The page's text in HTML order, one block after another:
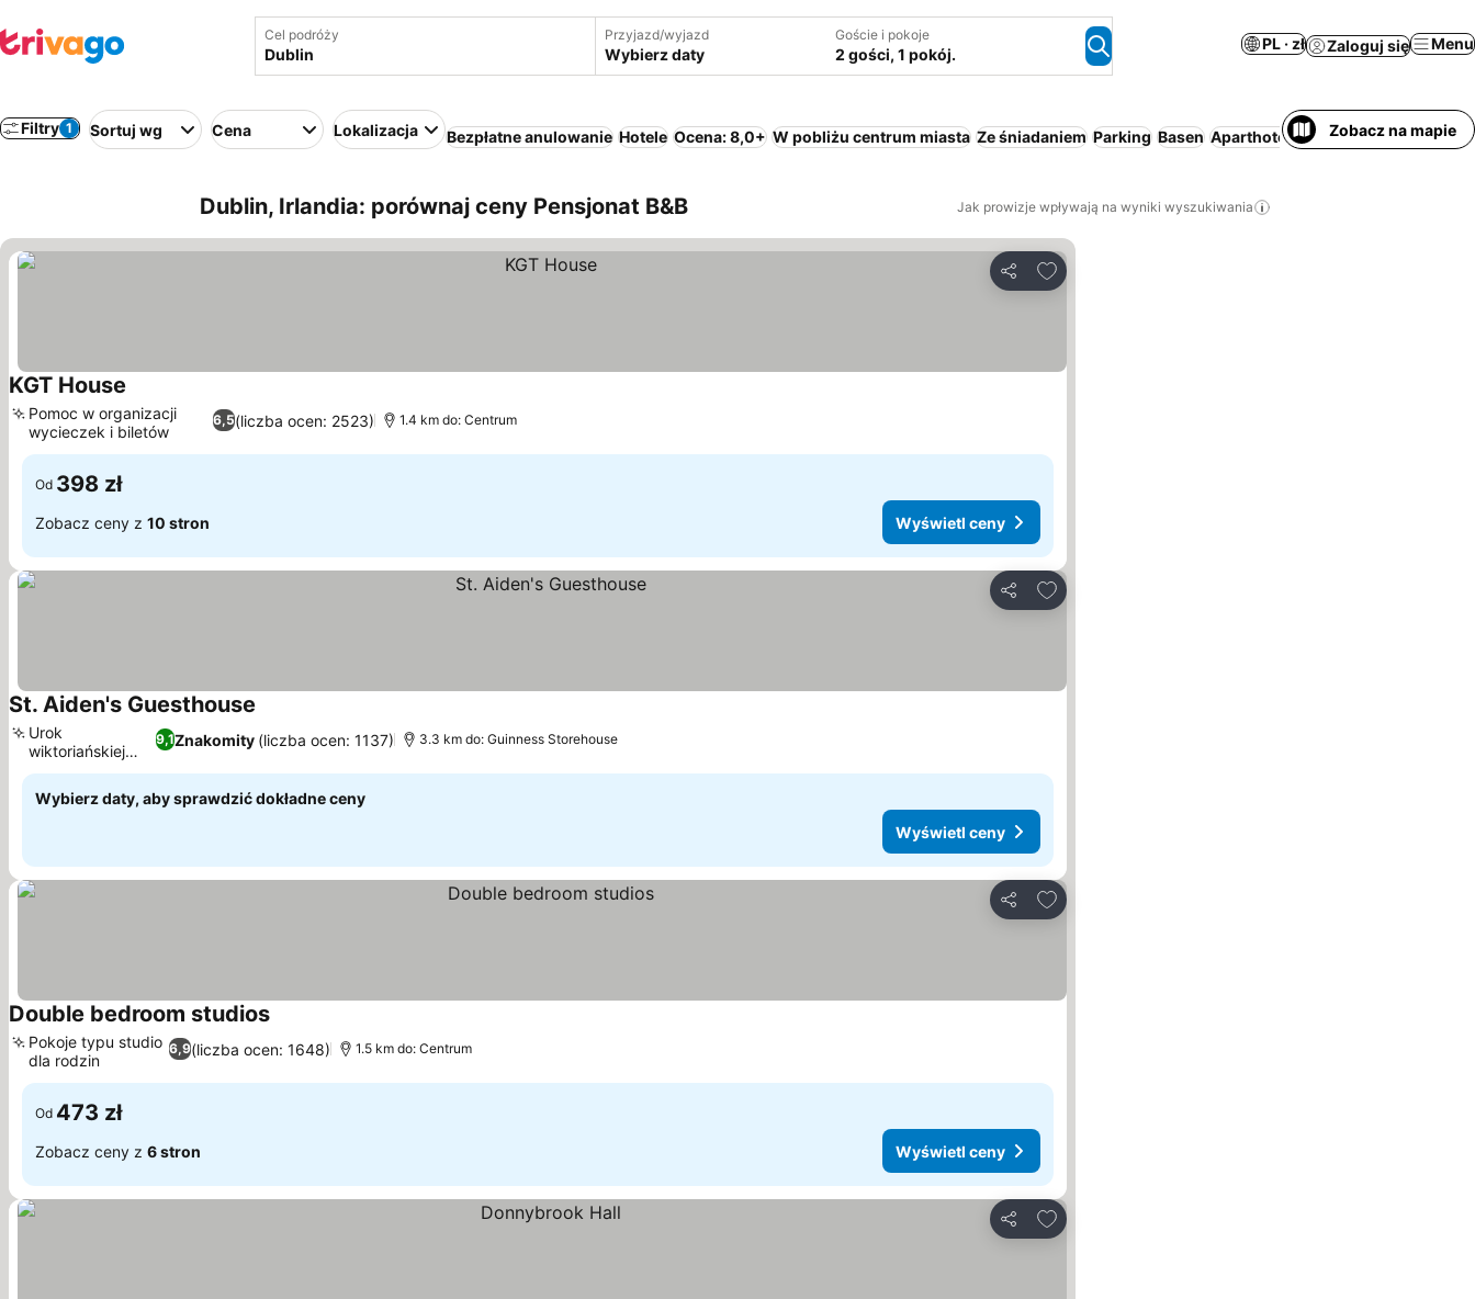
Cel podróży Przyjazd/wyjazd
Wybierz daty
Goście i pokoje
2 gości, 1 pokój.
PL · zł Zaloguj się Menu
Filtry 1 Sortuj wg Cena Lokalizacja Bezpłatne anulowanie Hotele Ocena: 8,0+ W pobliżu centrum miasta Ze śniadaniem Parking Basen Aparthotel Pensjonat B&B Wi-Fi
Zobacz na mapie
Dublin, Irlandia: porównaj ceny Pensjonat B&B Jak prowizje wpływają na wyniki wyszukiwania
Udostępnij
Dodaj do ulubionych
KGT House
6,5(liczba ocen: 2523)
Pomoc w organizacji
wycieczek i biletów
1.4 km do: Centrum
Od 398 zł
Zobacz ceny z 10 stron Wyświetl ceny
Udostępnij
Dodaj do ulubionych
St. Aiden's Guesthouse
9,1Znakomity (liczba ocen: 1137)
Urok
wiktoriańskiej
kamienicy
3.3 km do: Guinness Storehouse
Wybierz daty, aby sprawdzić dokładne ceny
Wyświetl ceny
Udostępnij
Dodaj do ulubionych
Double bedroom studiosWyświetl ceny
6,9(liczba ocen: 1648)
Pokoje typu studio
dla rodzin
1.5 km do: Centrum
Od 473 zł
Zobacz ceny z 6 stron Wyświetl ceny
Udostępnij
Dodaj do ulubionych